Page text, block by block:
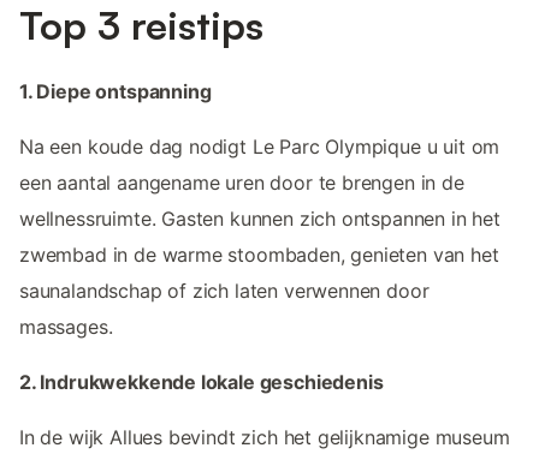
Top 3 reistips
1. Diepe ontspanning
Na een koude dag nodigt Le Parc Olympique u uit om
een aantal aangename uren door te brengen in de
wellnessruimte. Gasten kunnen zich ontspannen in het
zwembad in de warme stoombaden, genieten van het
saunalandschap of zich laten verwennen door
massages.
2. Indrukwekkende lokale geschiedenis
In de wijk Allues bevindt zich het gelijknamige museum